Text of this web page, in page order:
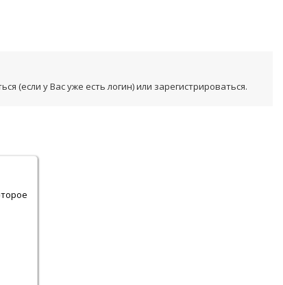
(если у Вас уже есть логин) или зарегистрироваться.